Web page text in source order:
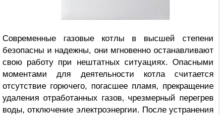
Современные газовые котлы в высшей степени
безопасны и надежны, они мгновенно останавливают
свою работу при нештатных ситуациях. Опасными
моментами для деятельности котла считается
отсутствие горючего, погасшее пламя, прекращение
удаления отработанных газов, чрезмерный перегрев
воды, отключение электроэнергии. После устранения